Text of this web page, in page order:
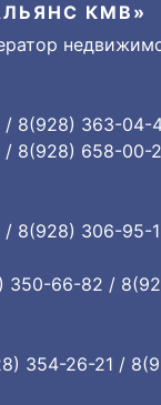
КМВ»
8(928) 363-04-
8(928) 658-00-
8(928) 306-95-
350-66-82 /
354-26-21 /